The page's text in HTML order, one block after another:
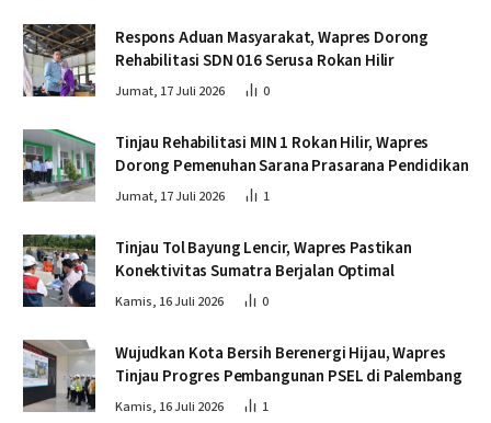
Respons Aduan Masyarakat, Wapres Dorong
Rehabilitasi SDN 016 Serusa Rokan Hilir
Jumat, 17 Juli 2026 0
Tinjau Rehabilitasi MIN 1 Rokan Hilir, Wapres
Dorong Pemenuhan Sarana Prasarana Pendidikan
Jumat, 17 Juli 2026 1
Tinjau Tol Bayung Lencir, Wapres Pastikan
Konektivitas Sumatra Berjalan Optimal
Kamis, 16 Juli 2026 0
Wujudkan Kota Bersih Berenergi Hijau, Wapres
Tinjau Progres Pembangunan PSEL di Palembang
Kamis, 16 Juli 2026 1